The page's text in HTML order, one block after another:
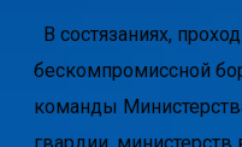
В состязаниях,
бескомпромиссной
команды